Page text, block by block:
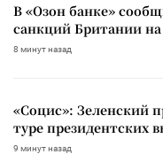
В «Озон банке»
санкций Британии на
8 минут назад
«Социс»: Зеленский
туре президентских
9 минут назад